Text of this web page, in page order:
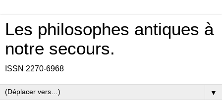
Les philosophes antiques à
notre secours.
ISSN 2270-6968
▼